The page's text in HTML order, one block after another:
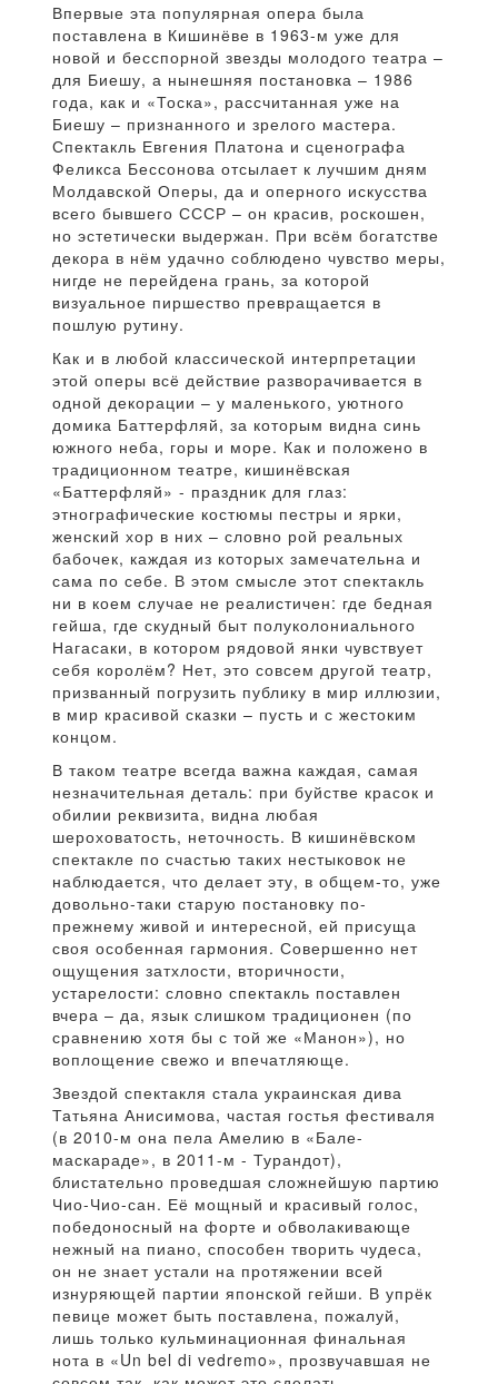
Впервые эта популярная опера была
поставлена в Кишинёве в 1963-м уже для
новой и бесспорной звезды молодого театра –
для Биешу, а нынешняя постановка – 1986
года, как и «Тоска», рассчитанная уже на
Биешу – признанного и зрелого мастера.
Спектакль Евгения Платона и сценографа
Феликса Бессонова отсылает к лучшим дням
Молдавской Оперы, да и оперного искусства
всего бывшего СССР – он красив, роскошен,
но эстетически выдержан. При всём богатстве
декора в нём удачно соблюдено чувство меры,
нигде не перейдена грань, за которой
визуальное пиршество превращается в
пошлую рутину.
Как и в любой классической интерпретации
этой оперы всё действие разворачивается в
одной декорации – у маленького, уютного
домика Баттерфляй, за которым видна синь
южного неба, горы и море. Как и положено в
традиционном театре, кишинёвская
«Баттерфляй» - праздник для глаз:
этнографические костюмы пестры и ярки,
женский хор в них – словно рой реальных
бабочек, каждая из которых замечательна и
сама по себе. В этом смысле этот спектакль
ни в коем случае не реалистичен: где бедная
гейша, где скудный быт полуколониального
Нагасаки, в котором рядовой янки чувствует
себя королём? Нет, это совсем другой театр,
призванный погрузить публику в мир иллюзии,
в мир красивой сказки – пусть и с жестоким
концом.
В таком театре всегда важна каждая, самая
незначительная деталь: при буйстве красок и
обилии реквизита, видна любая
шероховатость, неточность. В кишинёвском
спектакле по счастью таких нестыковок не
наблюдается, что делает эту, в общем-то, уже
довольно-таки старую постановку по-
прежнему живой и интересной, ей присуща
своя особенная гармония. Совершенно нет
ощущения затхлости, вторичности,
устарелости: словно спектакль поставлен
вчера – да, язык слишком традиционен (по
сравнению хотя бы с той же «Манон»), но
воплощение свежо и впечатляюще.
Звездой спектакля стала украинская дива
Татьяна Анисимова, частая гостья фестиваля
(в 2010-м она пела Амелию в «Бале-
маскараде», в 2011-м - Турандот),
блистательно проведшая сложнейшую партию
Чио-Чио-сан. Её мощный и красивый голос,
победоносный на форте и обволакивающе
нежный на пиано, способен творить чудеса,
он не знает устали на протяжении всей
изнуряющей партии японской гейши. В упрёк
певице может быть поставлена, пожалуй,
лишь только кульминационная финальная
нота в «Un bel di vedremo», прозвучавшая не